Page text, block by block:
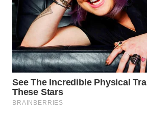
WN
KARAWANG
WN
BEKASI
WN
BOGOR